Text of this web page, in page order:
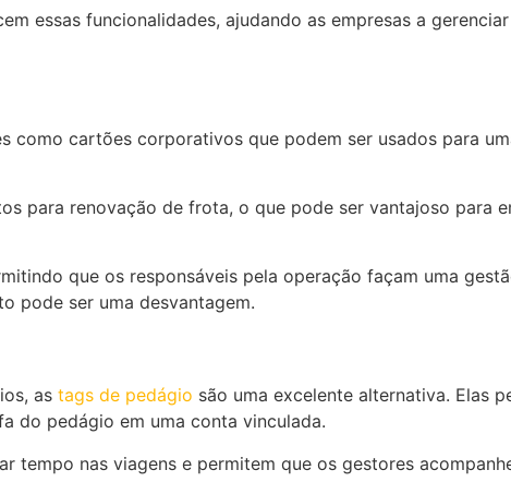
essas funcionalidades, ajudando as empresas a
como cartões corporativos que podem ser usados para
para renovação de frota, o que pode ser vantajoso para
que os responsáveis pela operação façam uma
pode ser uma desvantagem.
as tags de pedágio são uma excelente alternativa. Elas
do pedágio em uma conta vinculada.
tempo nas viagens e permitem que os gestores